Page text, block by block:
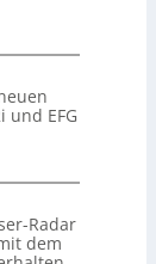
und EFG
Radar
dem